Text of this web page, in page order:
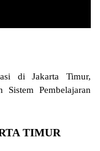
di Jakarta Timur,
Pembelajaran
TIMUR